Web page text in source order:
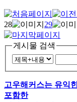
28
29
게시물 검색
고우해커스는 유익
포함한